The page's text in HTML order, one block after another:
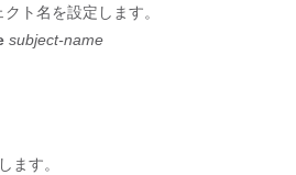
ト名を設定します。
subject-name
ます。